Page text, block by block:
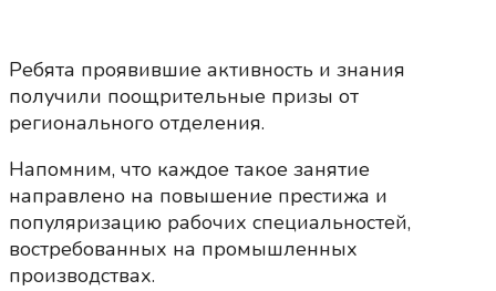
Ребята проявившие активность и знания
получили поощрительные призы от
регионального отделения.
Напомним, что каждое такое занятие
направлено на повышение престижа и
популяризацию рабочих специальностей,
востребованных на промышленных
производствах.